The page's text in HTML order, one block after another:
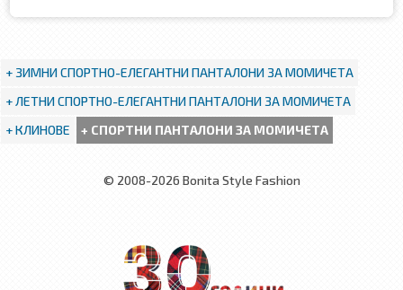
+ ЗИМНИ СПОРТНО-ЕЛЕГАНТНИ ПАНТАЛОНИ ЗА МОМИЧЕТА
+ ЛЕТНИ СПОРТНО-ЕЛЕГАНТНИ ПАНТАЛОНИ ЗА МОМИЧЕТА
+ КЛИНОВЕ
+ СПОРТНИ ПАНТАЛОНИ ЗА МОМИЧЕТА
© 2008-2026 Bonita Style Fashion